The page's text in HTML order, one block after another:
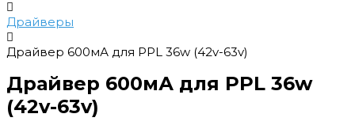
Драйверы
Драйвер 600мА для PPL 36w (42v-63v)
Драйвер 600мА для PPL 36w
(42v-63v)